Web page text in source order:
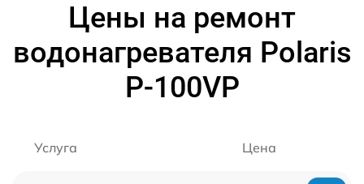
Цены на ремонт
водонагревателя Polaris
P-100VP
Услуга Цена